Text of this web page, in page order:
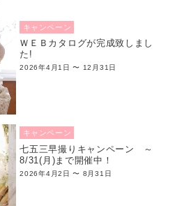
キャンペーン
ＷＥＢカタログが完成致しまし
た!
2026年4月1日 〜 12月31日
キャンペーン
七五三早撮りキャンペーン ～
8/31(月)まで開催中！
2026年4月2日 〜 8月31日